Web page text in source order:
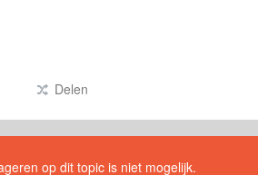
Delen
op dit topic is niet mogelijk.